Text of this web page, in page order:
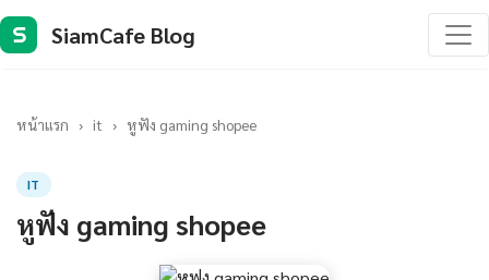
S SiamCafe Blog
หน้าแรก › it › หูฟัง gaming shopee
IT
หูฟัง gaming shopee